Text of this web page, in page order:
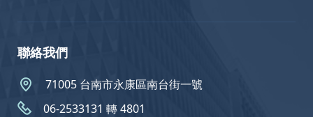
聯絡我們
71005 台南市永康區南台街一號
06-2533131 轉 4801